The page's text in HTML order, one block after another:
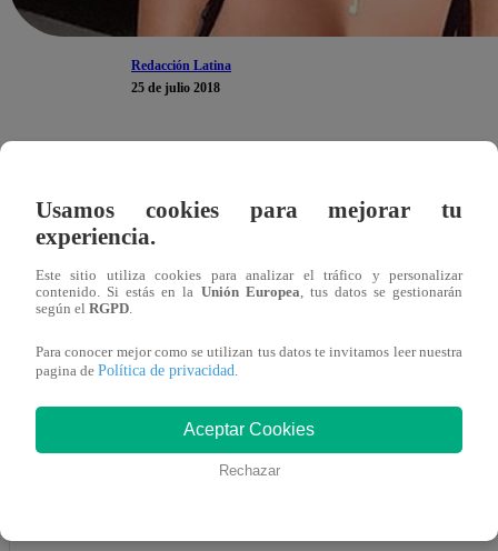
Redacción Latina
25 de julio 2018
las redes sociales al revelar que quiere convertirse en
pondrá a su futuro bebé.
A través de una publicación en las rede sociales, la ex
le gustaría que sea varón. “Enamorada de mi sobrino
mi futuro Stefano si algún día lo tengo… ¿cómo me veo
oficial de Instagram.
Usamos cookies para mejorar tu
experiencia.
Este sitio utiliza cookies para analizar el tráfico y personalizar
contenido. Si estás en la Unión Europea , tus datos se gestionarán
según el RGPD
Para conocer mejor como se utilizan tus datos te invitamos leer nuestra
pagina de Política de privacidad
Aceptar Cookies
Rechazar